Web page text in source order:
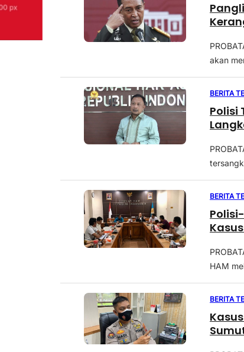
akan
BERITA
Polisi
BERITA
HAM
BERITA